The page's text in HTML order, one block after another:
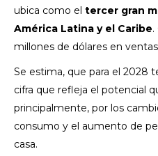
ubica como el tercer gran
América Latina y el Caribe.
millones de dólares en
Se estima, que para el 2028
cifra que refleja el potencial
principalmente, por los
consumo y el aumento de
casa.